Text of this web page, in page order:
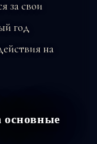
за свои
год
на